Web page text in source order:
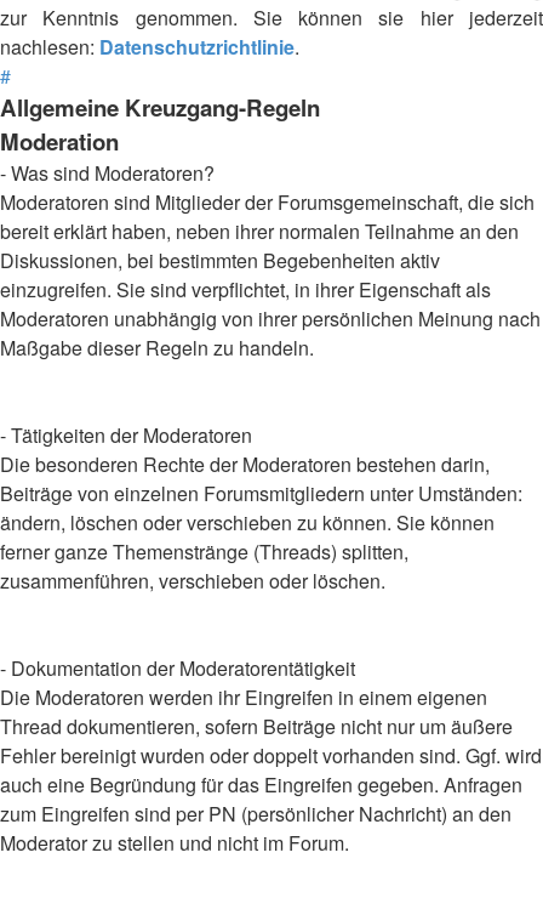
zur Kenntnis genommen. Sie können sie hier jederzeit
nachlesen: Datenschutzrichtlinie.
#
Allgemeine Kreuzgang-Regeln
Moderation
- Was sind Moderatoren?
Moderatoren sind Mitglieder der Forumsgemeinschaft, die sich
bereit erklärt haben, neben ihrer normalen Teilnahme an den
Diskussionen, bei bestimmten Begebenheiten aktiv
einzugreifen. Sie sind verpflichtet, in ihrer Eigenschaft als
Moderatoren unabhängig von ihrer persönlichen Meinung nach
Maßgabe dieser Regeln zu handeln.
- Tätigkeiten der Moderatoren
Die besonderen Rechte der Moderatoren bestehen darin,
Beiträge von einzelnen Forumsmitgliedern unter Umständen:
ändern, löschen oder verschieben zu können. Sie können
ferner ganze Themenstränge (Threads) splitten,
zusammenführen, verschieben oder löschen.
- Dokumentation der Moderatorentätigkeit
Die Moderatoren werden ihr Eingreifen in einem eigenen
Thread dokumentieren, sofern Beiträge nicht nur um äußere
Fehler bereinigt wurden oder doppelt vorhanden sind. Ggf. wird
auch eine Begründung für das Eingreifen gegeben. Anfragen
zum Eingreifen sind per PN (persönlicher Nachricht) an den
Moderator zu stellen und nicht im Forum.